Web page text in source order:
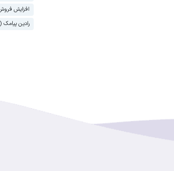
افزایش فروش
رادین پیامک (14)